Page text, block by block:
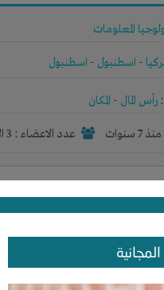
المعلومات
- اسطنبول - اسطنبول
رأس المال - المكان
منذ 7 سنوات عدد الاعضاء : 3 الأعضاء
وتركيب خلايا
المعلومات
-الاسماعيليه-الاسماعيلية